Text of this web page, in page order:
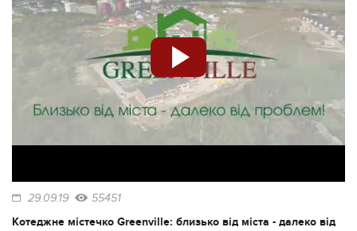
29.09.19 55451
Котеджне містечко Greenville: близько від міста - далеко від